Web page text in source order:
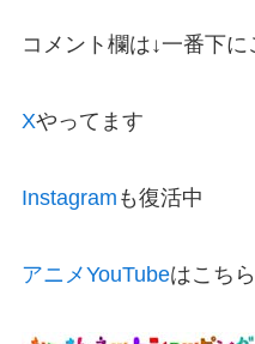
コメント欄は↓一番下に
Xやってます
Instagram も復活中
アニメYouTubeはこち